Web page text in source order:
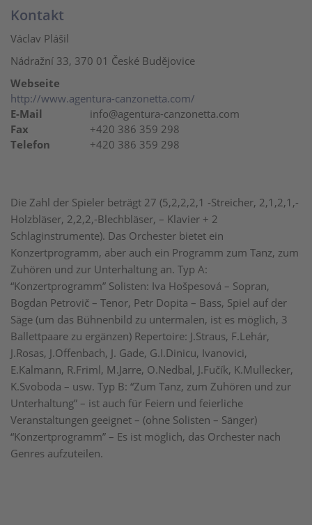
Die Zahl der Spieler beträgt 27 (5,2,2,2,1 -Streicher, 2,1,2,1,-
Holzbläser, 2,2,2,-Blechbläser, – Klavier + 2
Schlaginstrumente). Das Orchester bietet ein
Konzertprogramm, aber auch ein Programm zum Tanz, zum
Zuhören und zur Unterhaltung an. Typ A:
“Konzertprogramm” Solisten: Iva Hošpesová – Sopran,
Bogdan Petrovič – Tenor, Petr Dopita – Bass, Spiel auf der
Säge (um das Bühnenbild zu untermalen, ist es möglich, 3
Ballettpaare zu ergänzen) Repertoire: J.Straus, F.Lehár,
J.Rosas, J.Offenbach, J. Gade, G.I.Dinicu, Ivanovici,
E.Kalmann, R.Friml, M.Jarre, O.Nedbal, J.Fučík, K.Mullecker,
K.Svoboda – usw. Typ B: “Zum Tanz, zum Zuhören und zur
Unterhaltung” – ist auch für Feiern und feierliche
Veranstaltungen geeignet – (ohne Solisten – Sänger)
“Konzertprogramm” – Es ist möglich, das Orchester nach
Genres aufzuteilen.
Kontakt
Václav Plášil
Nádražní 33, 370 01 České Budějovice
Webseite
http://www.agentura-canzonetta.com/
E-Mail
info@agentura-canzonetta.com
Fax
+420 386 359 298
Telefon
+420 386 359 298